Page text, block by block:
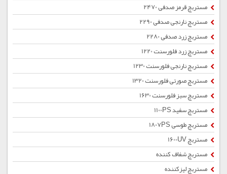
مستربچ قرمز صدفی 2470
مستربچ نارنجی صدفی 2290
مستربچ زرد صدفی 2280
مستربچ زرد فلورسنت 1220
مستربچ نارنجی فلورسنت 1230
مستربچ صورتی فلورسنت 1320
مستربچ سبز فلورسنت 1630
مستربچ سفید 1100PS
مستربچ طوسی 1807PS
مستربچ 1600UV
مستربچ شفاف کننده
مستربچ لیزکننده